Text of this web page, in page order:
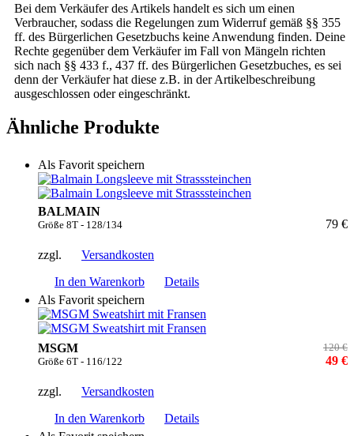
Bei dem Verkäufer des Artikels handelt es sich um einen
Verbraucher, sodass die Regelungen zum Widerruf gemäß §§ 355
ff. des Bürgerlichen Gesetzbuchs keine Anwendung finden. Deine
Rechte gegenüber dem Verkäufer im Fall von Mängeln richten
sich nach §§ 433 f., 437 ff. des Bürgerlichen Gesetzbuches, es sei
denn der Verkäufer hat diese z.B. in der Artikelbeschreibung
ausgeschlossen oder eingeschränkt.
Ähnliche Produkte
Als Favorit speichern
BALMAIN
Größe 8T - 128/134 79 €
zzgl.
Versandkosten
In den Warenkorb
Details
Als Favorit speichern
MSGM
Größe 6T - 116/122
120 €
49 €
zzgl.
Versandkosten
In den Warenkorb
Details